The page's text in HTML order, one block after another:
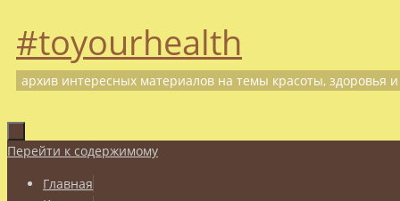
#toyourhealth
архив интересных материалов на темы красоты, здоровья и
Перейти к содержимому
Главная